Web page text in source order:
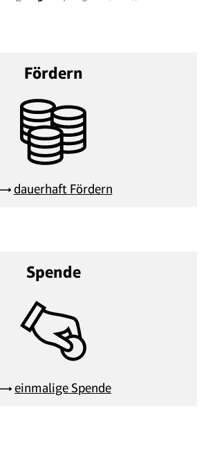
Fördern
dauerhaft Fördern
Spende
einmalige Spende